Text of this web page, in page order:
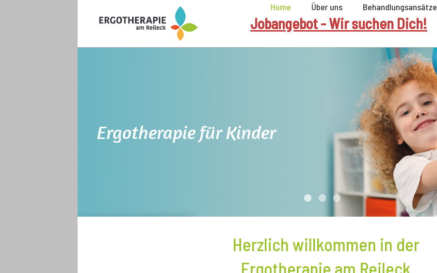
Home Über uns Behandlungsansätze
Jobangebot - Wir suchen Dich!
Ergotherapie für Kinder
Herzlich willkommen in der
Ergotherapie am Reileck